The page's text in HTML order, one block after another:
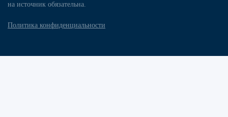
на источник обязательна.
Политика конфиденциальности